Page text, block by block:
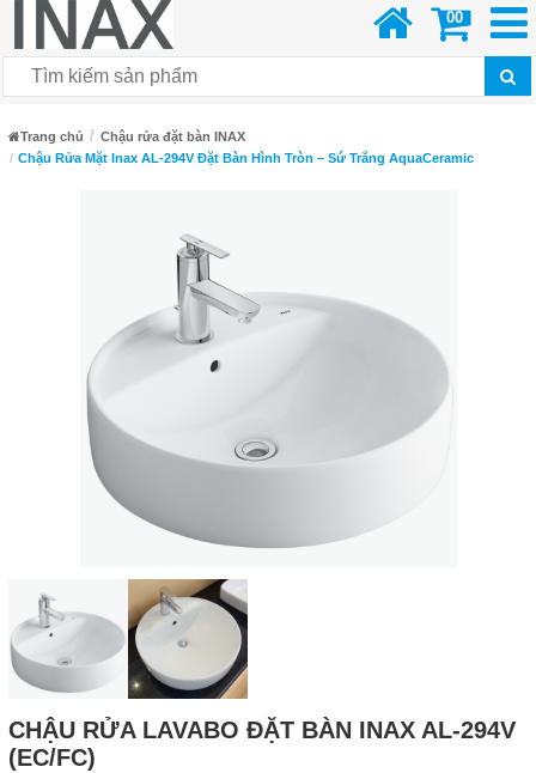
00
Trang chủ
Chậu rửa đặt bàn INAX
Chậu Rửa Mặt Inax AL-294V Đặt Bàn Hình Tròn – Sứ Trắng AquaCeramic
CHẬU RỬA LAVABO ĐẶT BÀN INAX AL-294V
(EC/FC)